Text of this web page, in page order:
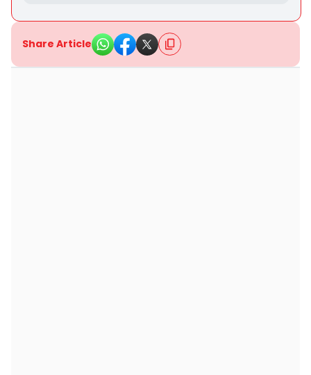
Share Article